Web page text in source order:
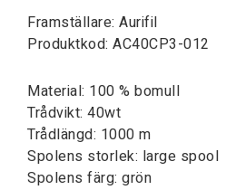
Framställare: Aurifil
Produktkod: AC40CP3-012
Material: 100 % bomull
Trådvikt: 40wt
Trådlängd: 1000 m
Spolens storlek: large spool
Spolens färg: grön